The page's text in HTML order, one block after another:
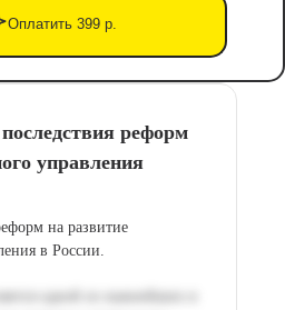
Оплатить 399 р.
реформ
управления
на развитие
в России.